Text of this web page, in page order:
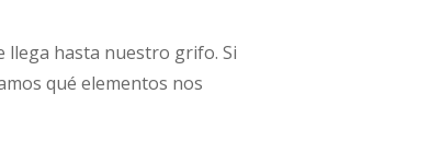
llega hasta nuestro grifo. Si
qué elementos nos